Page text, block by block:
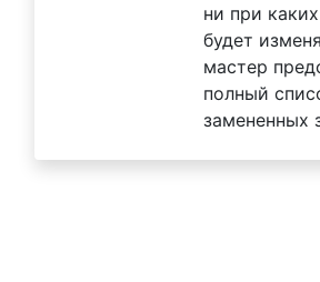
ни при
будет
мастер
полный
замененных